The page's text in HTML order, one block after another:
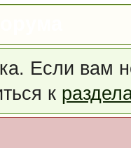
Если вам
к